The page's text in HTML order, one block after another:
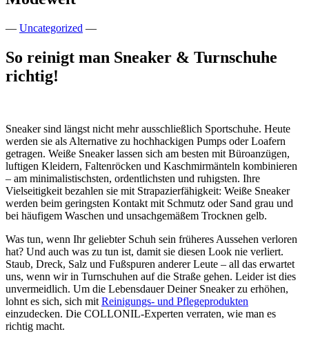
— Uncategorized —
So reinigt man Sneaker & Turnschuhe
richtig!
Sneaker sind längst nicht mehr ausschließlich Sportschuhe. Heute
werden sie als Alternative zu hochhackigen Pumps oder Loafern
getragen. Weiße Sneaker lassen sich am besten mit Büroanzügen,
luftigen Kleidern, Faltenröcken und Kaschmirmänteln kombinieren
– am minimalistischsten, ordentlichsten und ruhigsten. Ihre
Vielseitigkeit bezahlen sie mit Strapazierfähigkeit: Weiße Sneaker
werden beim geringsten Kontakt mit Schmutz oder Sand grau und
bei häufigem Waschen und unsachgemäßem Trocknen gelb.
Was tun, wenn Ihr geliebter Schuh sein früheres Aussehen verloren
hat? Und auch was zu tun ist, damit sie diesen Look nie verliert.
Staub, Dreck, Salz und Fußspuren anderer Leute – all das erwartet
uns, wenn wir in Turnschuhen auf die Straße gehen. Leider ist dies
unvermeidlich. Um die Lebensdauer Deiner Sneaker zu erhöhen,
lohnt es sich, sich mit Reinigungs- und Pflegeprodukten
einzudecken. Die COLLONIL-Experten verraten, wie man es
richtig macht.